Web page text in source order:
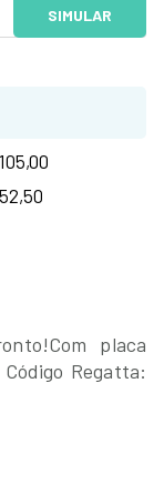
Com placa
Regatta: